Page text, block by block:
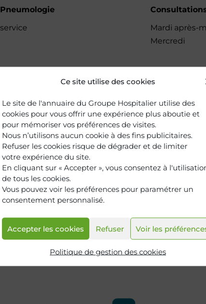
Ce site utilise des cookies
Le site de l'annuaire du Groupe Hospitalier utilise des
cookies pour vous offrir une expérience plus aboutie et
pour mémoriser vos préférences de visites.
Nous n’utilisons aucun cookie à des fins publicitaires.
Refuser les cookies risque de dégrader et de limiter
votre expérience du site.
En cliquant sur « Accepter », vous consentez à
de tous les cookies.
Vous pouvez voir les préférences pour paramétrer un
consentement personnalisé.
Accepter les cookies Refuser Voir les
Politique de gestion des cookies
Mardi après-
Mercredi
thoracique